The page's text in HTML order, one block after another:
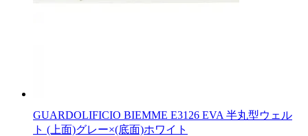
GUARDOLIFICIO BIEMME E3126 EVA 半丸型ウェル
ト (上面)グレー×(底面)ホワイト